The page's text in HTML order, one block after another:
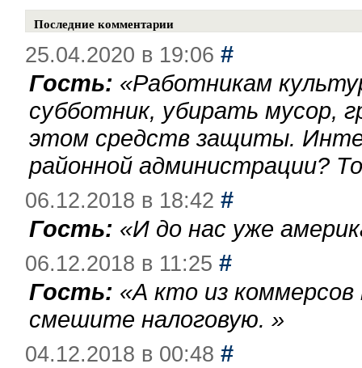
Последние комментарии
25.04.2020 в 19:06 #
Гость: «Работникам
субботник, убирать мусор,
этом средств защиты.
районной администрации?
06.12.2018 в 18:42 #
Гость: «И до нас уже
06.12.2018 в 11:25 #
Гость: «А кто из
смешите налоговую. »
04.12.2018 в 00:48 #